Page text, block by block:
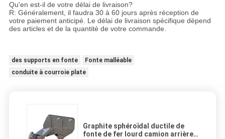
Qu'en est-il de votre délai de livraison?
R: Généralement, il faudra 30 à 60 jours après réception de
votre paiement anticipé. Le délai de livraison spécifique dépend
des articles et de la quantité de votre commande.
des supports en fonte
Fonte malléable
conduite à courroie plate
Graphite sphéroïdal ductile de
fonte de fer lourd camion arrière